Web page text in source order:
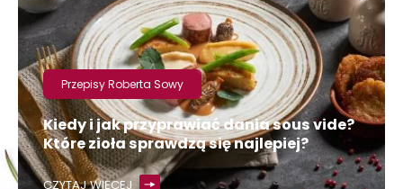
Przepisy Roberta Sowy
Kiedy i jak przyprawiać dania sous vide?
Które zioła sprawdzą się najlepiej?
CZYTAJ WIĘCEJ